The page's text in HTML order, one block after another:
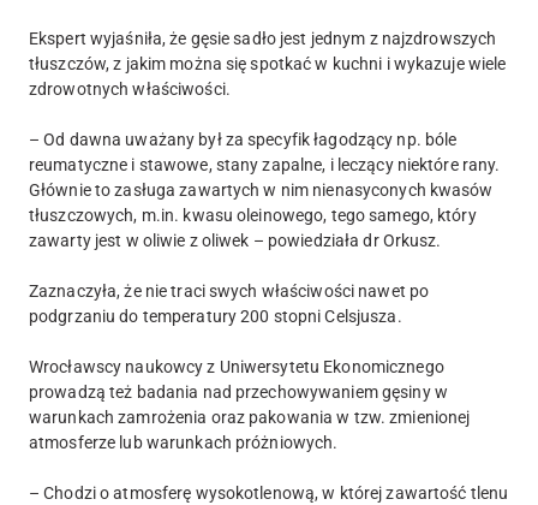
Ekspert wyjaśniła, że gęsie sadło jest jednym z najzdrowszych
tłuszczów, z jakim można się spotkać w kuchni i wykazuje wiele
zdrowotnych właściwości.
– Od dawna uważany był za specyfik łagodzący np. bóle
reumatyczne i stawowe, stany zapalne, i leczący niektóre rany.
Głównie to zasługa zawartych w nim nienasyconych kwasów
tłuszczowych, m.in. kwasu oleinowego, tego samego, który
zawarty jest w oliwie z oliwek – powiedziała dr Orkusz.
Zaznaczyła, że nie traci swych właściwości nawet po
podgrzaniu do temperatury 200 stopni Celsjusza.
Wrocławscy naukowcy z Uniwersytetu Ekonomicznego
prowadzą też badania nad przechowywaniem gęsiny w
warunkach zamrożenia oraz pakowania w tzw. zmienionej
atmosferze lub warunkach próżniowych.
– Chodzi o atmosferę wysokotlenową, w której zawartość tlenu